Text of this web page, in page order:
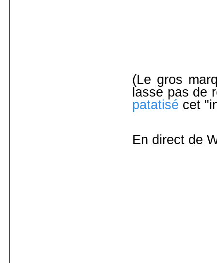
(Le gros
lasse pas de
patatisé cet
En direct de